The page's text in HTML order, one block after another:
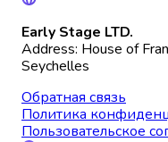
Early Stage LTD.
Address: House of
Seychelles
Обратная связь
Политика
Пользовательское